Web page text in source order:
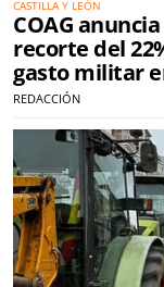
CASTILLA Y LEÓN
COAG
recorte del
gasto militar
REDACCIÓN